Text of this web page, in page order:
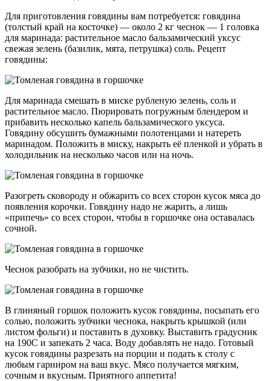
Для приготовления говядины вам потребуется: говядина
(толстый край на косточке) — около 2 кг чеснок — 1 головка
для маринада: растительное масло бальзамический уксус
свежая зелень (базилик, мята, петрушка) соль. Рецепт
говядины:
Для маринада смешать в миске рубленую зелень, соль и
растительное масло. Пюрировать погружным блендером и
прибавить несколько капель бальзамического уксуса.
Говядину обсушить бумажными полотенцами и натереть
маринадом. Положить в миску, накрыть её пленкой и убрать в
холодильник на несколько часов или на ночь.
Разогреть сковороду и обжарить со всех сторон кусок мяса до
появления корочки. Говядину надо не жарить, а лишь
«припечь» со всех сторон, чтобы в горшочке она оставалась
сочной.
Чеснок разобрать на зубчики, но не чистить.
В глиняный горшок положить кусок говядины, посыпать его
солью, положить зубчики чеснока, накрыть крышкой (или
листом фольги) и поставить в духовку. Выставить градусник
на 190С и запекать 2 часа. Воду добавлять не надо. Готовый
кусок говядины разрезать на порции и подать к столу с
любым гарниром на ваш вкус. Мясо получается мягким,
сочным и вкусным. Приятного аппетита!